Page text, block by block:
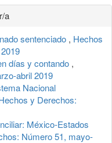
a
sentenciado , Hechos
días y contando ,
abril 2019
Nacional
y Derechos:
México-Estados
Número 51, mayo-